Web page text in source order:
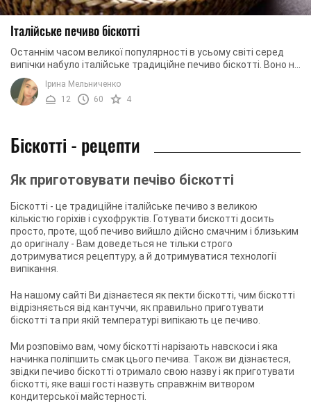
Італійське печиво біскотті
Останнім часом великої популярності в усьому світі серед
випічки набуло італійське традиційне печиво біскотті. Воно не
складне у приготуванні, тому, ...
Ірина Мельниченко
12
60 4
Біскотті - рецепти
Як приготовувати печіво біскотті
Біскотті - це традиційне італійське печиво з великою
кількістю горіхів і сухофруктів. Готувати бискотті досить
просто, проте, щоб печиво вийшло дійсно смачним і близьким
до оригіналу - Вам доведеться не тільки строго
дотримуватися рецептуру, а й дотримуватися технології
випікання.
На нашому сайті Ви дізнаєтеся як пекти біскотті, чим біскотті
відрізняється від кантуччи, як правильно приготувати
біскотті та при якій температурі випікають це печиво.
Ми розповімо вам, чому біскотті нарізають навскоси і яка
начинка поліпшить смак цього печива. Також ви дізнаєтеся,
звідки печиво біскотті отримало свою назву і як приготувати
біскотті, яке ваші гості назвуть справжнім витвором
кондитерської майстерності.